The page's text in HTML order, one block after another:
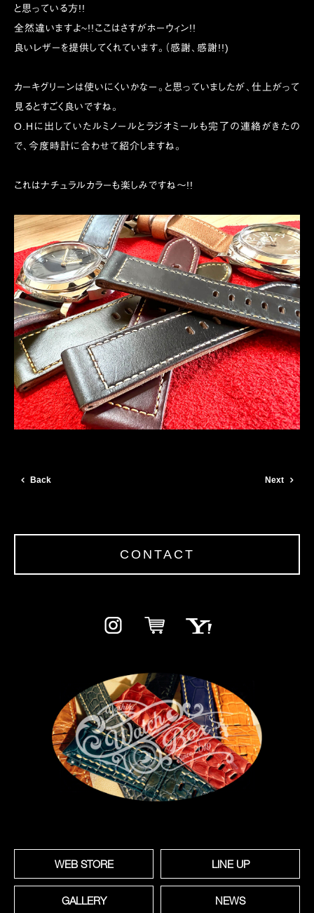
と思っている方!!
全然違いますよ~!!ここはさすがホーウィン!!
良いレザーを提供してくれています。（感謝、感謝!!)
カーキグリーンは使いにくいかなー。と思っていましたが、仕上がって
見るとすごく良いですね。
O.Hに出していたルミノールとラジオミールも完了の連絡がきたの
で、今度時計に合わせて紹介しますね。
これはナチュラルカラーも楽しみですね〜!!
Back Next
CONTACT
WEB STORE LINE UP
GALLERY NEWS